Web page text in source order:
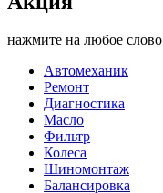
нажмите на любое
Автомеханик
Ремонт
Диагностика
Масло
Фильтр
Колеса
Шиномонтаж
Балансировка